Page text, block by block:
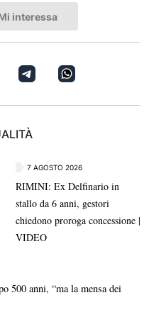
interessa
7 AGOSTO 2026
RIMINI: Ex Delfinario in
stallo da 6 anni, gestori
chiedono proroga concessione |
VIDEO
500 anni, “ma la mensa dei